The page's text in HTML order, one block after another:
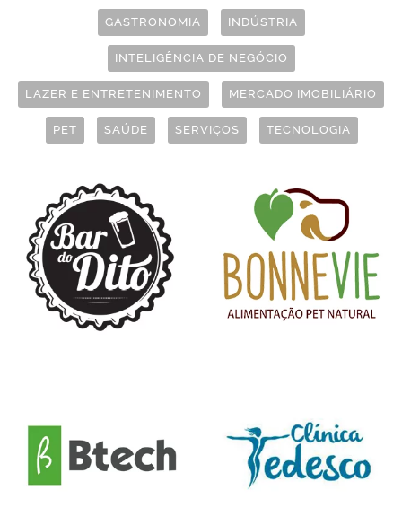
GASTRONOMIA INDÚSTRIA
INTELIGÊNCIA DE NEGÓCIO
LAZER E ENTRETENIMENTO MERCADO IMOBILIÁRIO
PET SAÚDE SERVIÇOS TECNOLOGIA